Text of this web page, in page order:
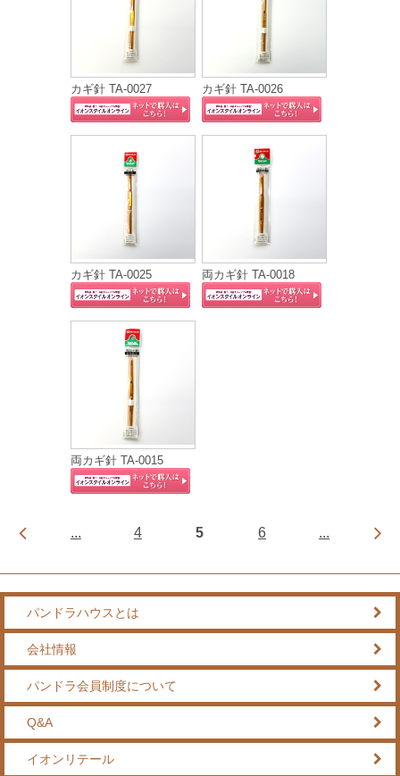
カギ針 TA-0027 カギ針 TA-0026
カギ針 TA-0025 両カギ針 TA-0018
両カギ針 TA-0015
... 4 5 6 ...
パンドラハウスとは
会社情報
パンドラ会員制度について
Q&A
イオンリテール